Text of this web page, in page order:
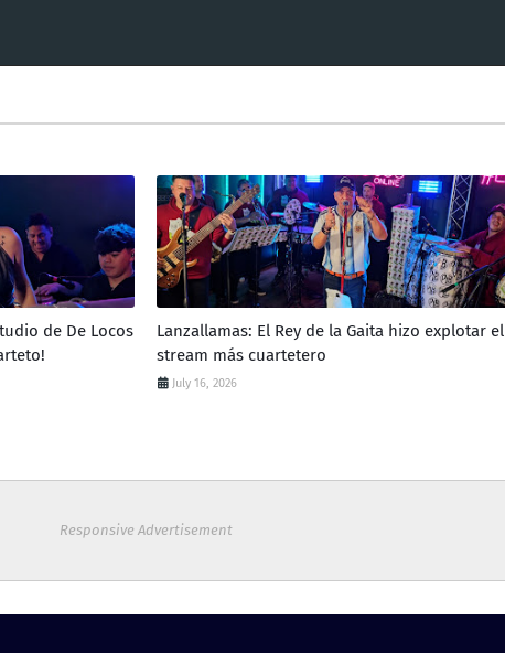
de De Locos
Lanzallamas: El Rey de la Gaita hizo explotar el
stream más cuartetero
July 16, 2026
Responsive Advertisement